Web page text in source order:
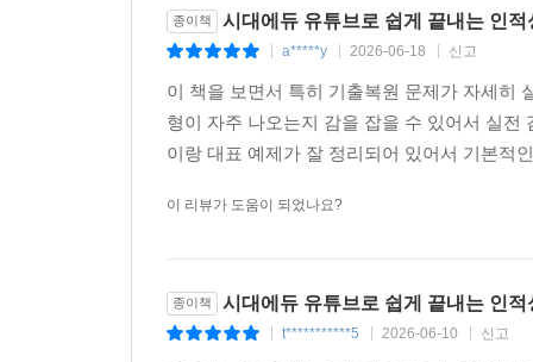
종이책 시대에듀 유튜브로 쉽게 끝내는 인적
a*****y 2026-06-18 신고
이 책을 보면서 특히 기출복원 문제가 자세히
형이 자주 나오는지 감을 잡을 수 있어서 실
이랑 대표 예제가 잘 정리되어 있어서 기본적
이 리뷰가 도움이 되었나요?
종이책 시대에듀 유튜브로 쉽게 끝내는 인적
t***********5 2026-06-10 신고